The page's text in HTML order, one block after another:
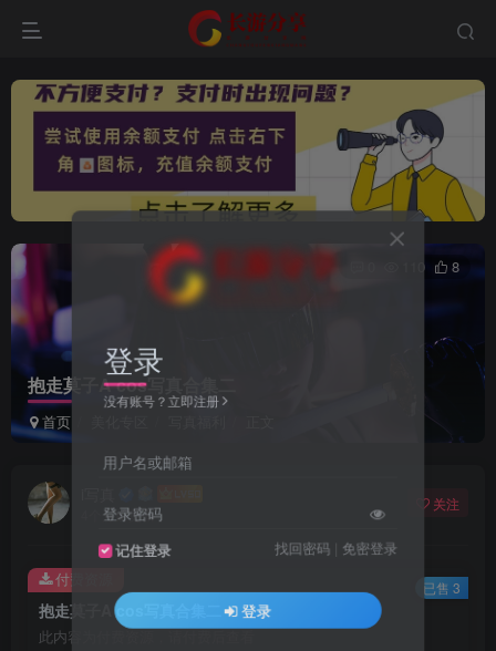
抱走莫子A cos写真合集二
首页
110 8
4个月前更新
关注
抱走莫子A cos写真合集二
此内容为付费资源，请付费后查看
付费资源 已售 3
登录
没有账号？立即注册
用户名或邮箱
登录密码
记住登录 找回密码 |免密登录
登录